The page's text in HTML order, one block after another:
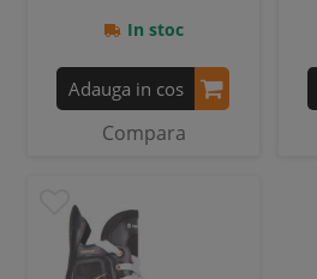
In stoc
Adauga in cos
Compara